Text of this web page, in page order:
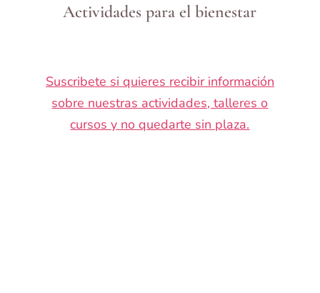
Actividades para el bienestar
Suscribete si quieres recibir información
sobre nuestras actividades, talleres o
cursos y no quedarte sin plaza.